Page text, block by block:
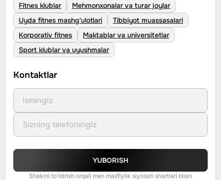
Fitnes klublar
Mehmonxonalar va turar joylar
Uyda fitnes mashg'ulotlari
Tibbiyot muassasalari
Korporativ fitnes
Maktablar va universitetlar
Sport klublar va uyushmalar
Kontaktlar
YUBORISH
Shaklni to'ldirish orqali men maxfiylik siyosati shartlari bilan